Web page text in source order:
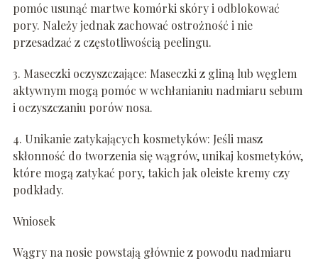
pomóc usunąć martwe komórki skóry i odblokować
pory. Należy jednak zachować ostrożność i nie
przesadzać z częstotliwością peelingu.
3. Maseczki oczyszczające: Maseczki z gliną lub węglem
aktywnym mogą pomóc w wchłanianiu nadmiaru sebum
i oczyszczaniu porów nosa.
4. Unikanie zatykających kosmetyków: Jeśli masz
skłonność do tworzenia się wągrów, unikaj kosmetyków,
które mogą zatykać pory, takich jak oleiste kremy czy
podkłady.
Wniosek
Wągry na nosie powstają głównie z powodu nadmiaru